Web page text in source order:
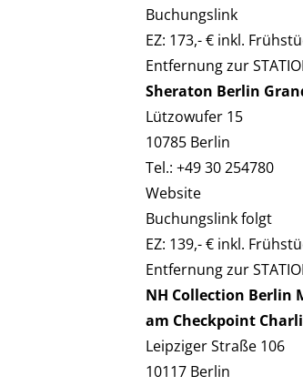
Buchungslink
EZ: 173,- € inkl.
Entfernung zur
Sheraton Berlin
Lützowufer 15
10785 Berlin
Tel.: +49 30 254780
Website
Buchungslink folgt
EZ: 139,- € inkl.
Entfernung zur
NH Collection Berlin
am Checkpoint
Leipziger Straße 106
10117 Berlin